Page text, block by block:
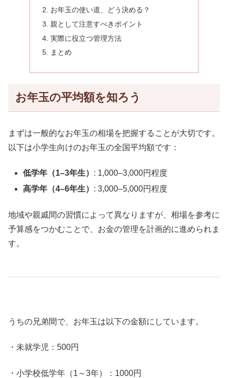
お年玉の使い道、どう決める？
親として注意すべきポイント
実際に役立つ管理方法
まとめ
お年玉の平均額を知ろう
まずは一般的なお年玉の相場を把握することが大切です。
以下は小学生向けのお年玉の全国平均額です：
低学年（1–3年生） : 1,000–3,000円程度
高学年（4–6年生） : 3,000–5,000円程度
地域や親戚間の習慣によって異なりますが、相場を参考に
予算感をつかむことで、お金の管理を計画的に進められま
す。
うちの兄弟間で、お年玉は以下の金額にしています。
・未就学児：500円
・小学校低学年（1～3年）：1000円